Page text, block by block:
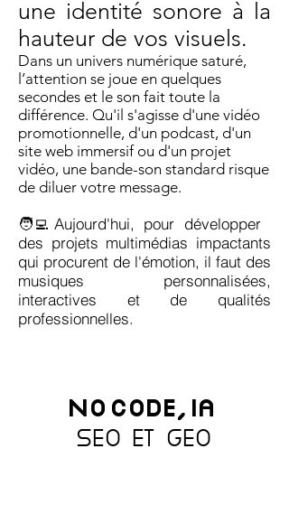
une identité sonore à la
hauteur de vos visuels.
Dans un univers numérique saturé,
l’attention se joue en quelques
secondes et le son fait toute la
différence. Qu'il s'agisse d'une vidéo
promotionnelle, d'un podcast, d'un
site web immersif ou d'un projet
vidéo, une bande-son standard risque
de diluer votre message.
🧑‍💻Aujourd'hui, pour développer
des projets multimédias impactants
qui procurent de l'émotion, il faut des
musiques personnalisées,
interactives et de qualités
professionnelles.
NO CODE, IA
SEO ET GEO